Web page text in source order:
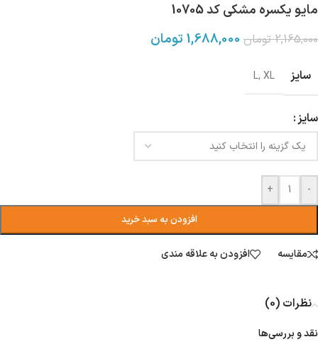
مایو یکسره مشکی کد 10705
2,165,000 تومان 1,688,000 تومان
سایز L, XL
سایز
-
+
افزودن به سبد خرید
مقایسه افزودن به علاقه مندی
نظرات (0)
نقد و بررسی‌ها